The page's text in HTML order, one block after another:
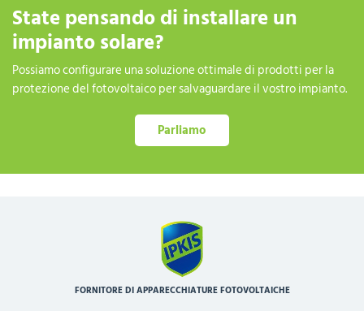
State pensando di installare un
impianto solare?
Possiamo configurare una soluzione ottimale di prodotti per la
protezione del fotovoltaico per salvaguardare il vostro impianto.
Parliamo
FORNITORE DI APPARECCHIATURE FOTOVOLTAICHE